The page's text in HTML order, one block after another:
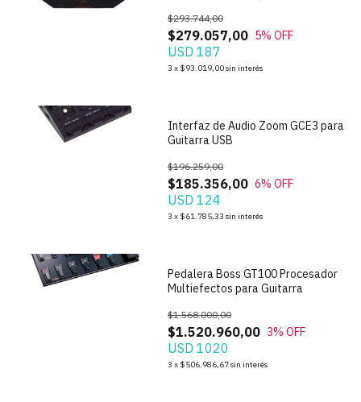
$279.057,00
$293.744,00
5% OFF
USD 187
3 x $93.019,00sin interés
Interfaz de Audio Zoom GCE3 para
Guitarra USB
$185.356,00
$196.259,00
6% OFF
USD 124
3 x $61.785,33 sin interés
Pedalera Boss GT100 Procesador
Multiefectos para Guitarra
$1.520.960,00
$1.568.000,00
3% OFF
USD 1020
3 x $506.986,67sin interés